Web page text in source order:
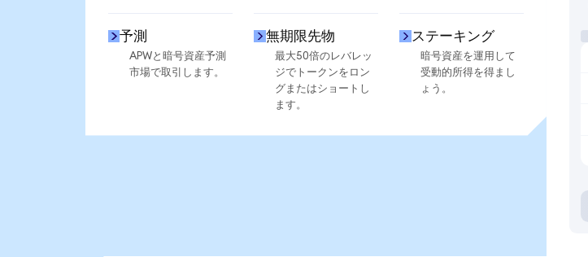
予測
APWと暗号資産予測
市場で取引します。
無期限先物
最大50倍のレバレッ
ジでトークンをロン
グまたはショートし
ます。
ステーキング
暗号資産を運用して
受動的所得を得まし
ょう。